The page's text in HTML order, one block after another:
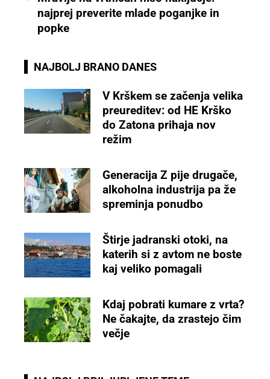
najprej preverite mlade poganjke in
popke
NAJBOLJ BRANO DANES
V Krškem se začenja velika
preureditev: od HE Krško
do Zatona prihaja nov
režim
Generacija Z pije drugače,
alkoholna industrija pa že
spreminja ponudbo
Štirje jadranski otoki, na
katerih si z avtom ne boste
kaj veliko pomagali
Kdaj pobrati kumare z vrta?
Ne čakajte, da zrastejo čim
večje